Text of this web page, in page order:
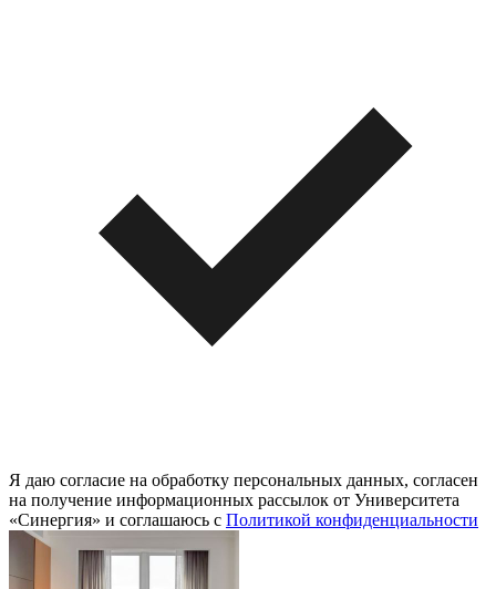
Я даю согласие на обработку персональных данных, согласен
на получение информационных рассылок от Университета
«Синергия» и соглашаюсь c Политикой конфиденциальности